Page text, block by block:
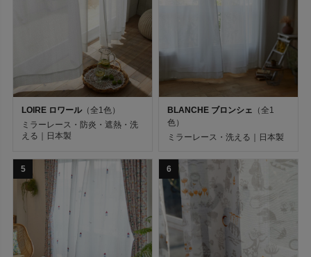
LOIRE ロワール （全1色）
ミラーレース・防炎・遮熱・洗
える｜日本製
BLANCHE ブロンシェ （全1
色）
ミラーレース・洗える｜日本製
5 6
レースカーテン・シアー（薄地）
詳細検索
価格
￥
例：5000 〜 10000